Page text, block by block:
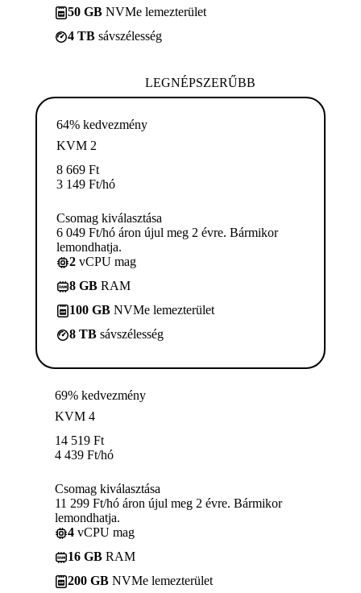
50 GB NVMe lemezterület
4 TB sávszélesség
LEGNÉPSZERŰBB
64% kedvezmény
KVM 2
8 669 Ft
3 149 Ft/hó
Csomag kiválasztása
6 049 Ft/hó áron újul meg 2 évre. Bármikor
lemondhatja.
2 vCPU mag
8 GB RAM
100 GB NVMe lemezterület
8 TB sávszélesség
69% kedvezmény
KVM 4
14 519 Ft
4 439 Ft/hó
Csomag kiválasztása
11 299 Ft/hó áron újul meg 2 évre. Bármikor
lemondhatja.
4 vCPU mag
16 GB RAM
200 GB NVMe lemezterület